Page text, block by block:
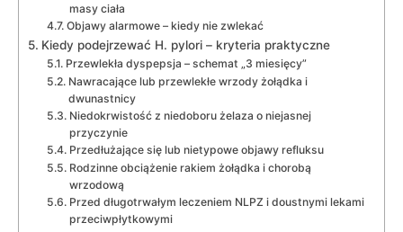
masy ciała
Objawy alarmowe – kiedy nie zwlekać
Kiedy podejrzewać H. pylori – kryteria praktyczne
Przewlekła dyspepsja – schemat „3 miesięcy”
Nawracające lub przewlekłe wrzody żołądka i
dwunastnicy
Niedokrwistość z niedoboru żelaza o niejasnej
przyczynie
Przedłużające się lub nietypowe objawy refluksu
Rodzinne obciążenie rakiem żołądka i chorobą
wrzodową
Przed długotrwałym leczeniem NLPZ i doustnymi lekami
przeciwpłytkowymi